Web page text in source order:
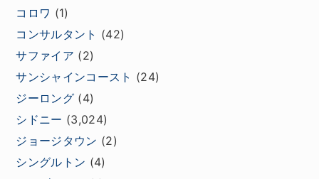
コロワ (1)
コンサルタント (42)
サファイア (2)
サンシャインコースト (24)
ジーロング (4)
シドニー (3,024)
ジョージタウン (2)
シングルトン (4)